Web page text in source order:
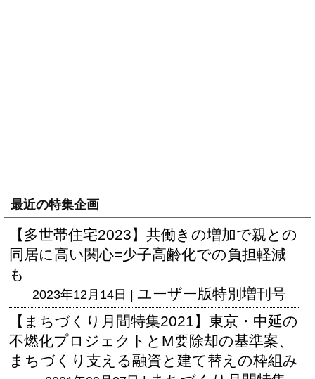
最近の特集企画
【多世帯住宅2023】共働きの増加で親との
同居に高い関心=少子高齢化での負担軽減
も
2023年12月14日 | ユーザー版特別増刊号
【まちづくり月間特集2021】東京・中延の
不燃化プロジェクトとM要除却の基準案、
まちづくり支える融資と建て替えの枠組み